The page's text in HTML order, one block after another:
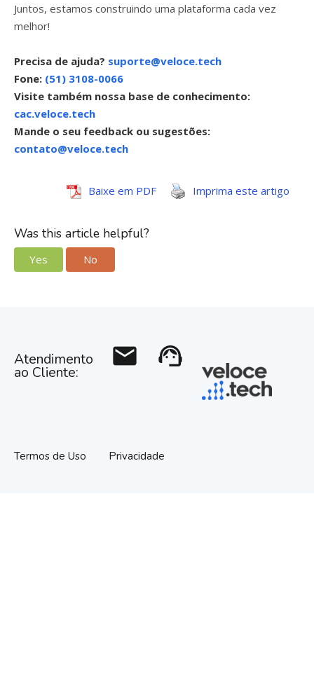
Juntos, estamos construindo uma plataforma cada vez
melhor!
Precisa de ajuda? suporte@veloce.tech
Fone: (51) 3108-0066
Visite também nossa base de conhecimento:
cac.veloce.tech
Mande o seu feedback ou sugestões:
contato@veloce.tech
Baixe em PDF Imprima este artigo
Was this article helpful?
Yes No
Atendimento
ao Cliente:
mail support_agent
Termos de Uso Privacidade